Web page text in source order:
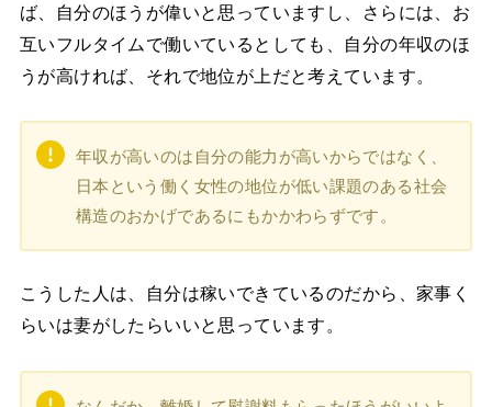
ば、自分のほうが偉いと思っていますし、さらには、お
互いフルタイムで働いているとしても、自分の年収のほ
うが高ければ、それで地位が上だと考えています。
年収が高いのは自分の能力が高いからではなく、
日本という働く女性の地位が低い課題のある社会
構造のおかげであるにもかかわらずです。
こうした人は、自分は稼いできているのだから、家事く
らいは妻がしたらいいと思っています。